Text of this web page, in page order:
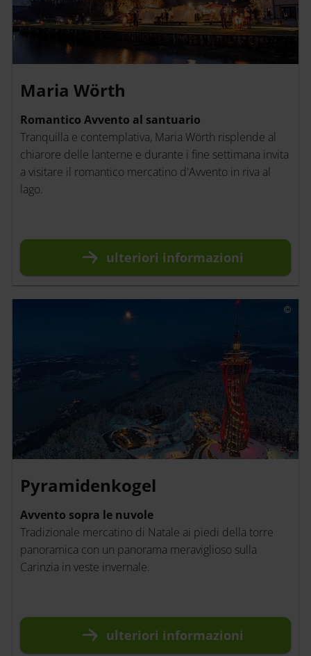
Maria Wörth
Romantico Avvento al santuario
Tranquilla e contemplativa, Maria Wörth risplende al
chiarore delle lanterne e durante i fine settimana invita
a visitare il romantico mercatino d'Avvento in riva al
lago.
ulteriori informazioni
Pyramidenkogel
Avvento sopra le nuvole
Tradizionale mercatino di Natale ai piedi della torre
panoramica con un panorama meraviglioso sulla
Carinzia in veste invernale.
ulteriori informazioni